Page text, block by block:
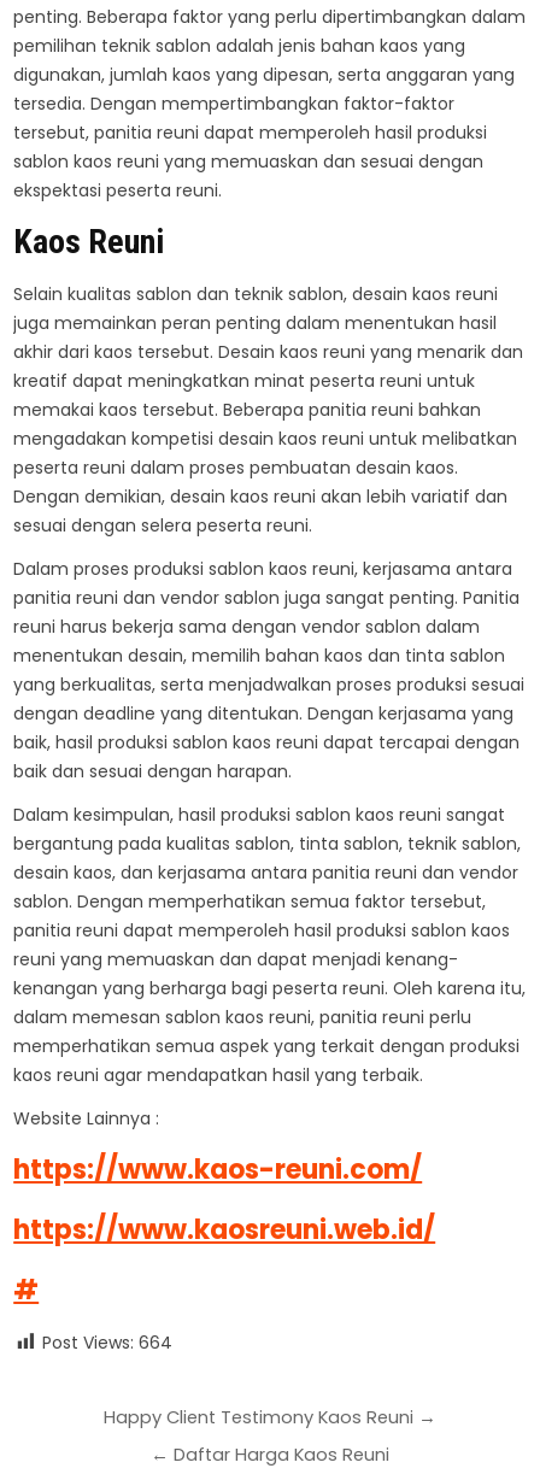
penting. Beberapa faktor yang perlu dipertimbangkan dalam
pemilihan teknik sablon adalah jenis bahan kaos yang
digunakan, jumlah kaos yang dipesan, serta anggaran yang
tersedia. Dengan mempertimbangkan faktor-faktor
tersebut, panitia reuni dapat memperoleh hasil produksi
sablon kaos reuni yang memuaskan dan sesuai dengan
ekspektasi peserta reuni.
Kaos Reuni
Selain kualitas sablon dan teknik sablon, desain kaos reuni
juga memainkan peran penting dalam menentukan hasil
akhir dari kaos tersebut. Desain kaos reuni yang menarik dan
kreatif dapat meningkatkan minat peserta reuni untuk
memakai kaos tersebut. Beberapa panitia reuni bahkan
mengadakan kompetisi desain kaos reuni untuk melibatkan
peserta reuni dalam proses pembuatan desain kaos.
Dengan demikian, desain kaos reuni akan lebih variatif dan
sesuai dengan selera peserta reuni.
Dalam proses produksi sablon kaos reuni, kerjasama antara
panitia reuni dan vendor sablon juga sangat penting. Panitia
reuni harus bekerja sama dengan vendor sablon dalam
menentukan desain, memilih bahan kaos dan tinta sablon
yang berkualitas, serta menjadwalkan proses produksi sesuai
dengan deadline yang ditentukan. Dengan kerjasama yang
baik, hasil produksi sablon kaos reuni dapat tercapai dengan
baik dan sesuai dengan harapan.
Dalam kesimpulan, hasil produksi sablon kaos reuni sangat
bergantung pada kualitas sablon, tinta sablon, teknik sablon,
desain kaos, dan kerjasama antara panitia reuni dan vendor
sablon. Dengan memperhatikan semua faktor tersebut,
panitia reuni dapat memperoleh hasil produksi sablon kaos
reuni yang memuaskan dan dapat menjadi kenang-
kenangan yang berharga bagi peserta reuni. Oleh karena itu,
dalam memesan sablon kaos reuni, panitia reuni perlu
memperhatikan semua aspek yang terkait dengan produksi
kaos reuni agar mendapatkan hasil yang terbaik.
Website Lainnya :
https://www.kaos-reuni.com/
https://www.kaosreuni.web.id/
#
Post Views: 664
Happy Client Testimony Kaos Reuni →
← Daftar Harga Kaos Reuni